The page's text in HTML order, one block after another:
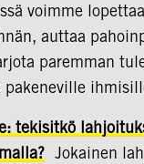
voimme
auttaa
paremman
pakeneville
tekisitkö
Jokainen